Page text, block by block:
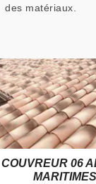
des matériaux.
COUVREUR 06
MARITIMES